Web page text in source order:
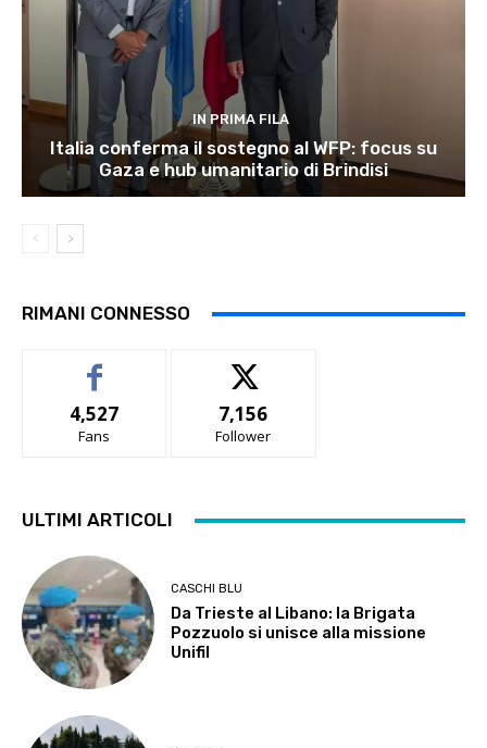
IN PRIMA FILA
Italia conferma il sostegno al WFP: focus su
Gaza e hub umanitario di Brindisi
RIMANI CONNESSO
4,527
Fans
7,156
Follower
ULTIMI ARTICOLI
CASCHI BLU
Da Trieste al Libano: la Brigata
Pozzuolo si unisce alla missione
Unifil